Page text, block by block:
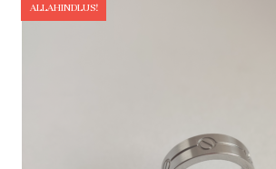
ALLAHINDLUS!